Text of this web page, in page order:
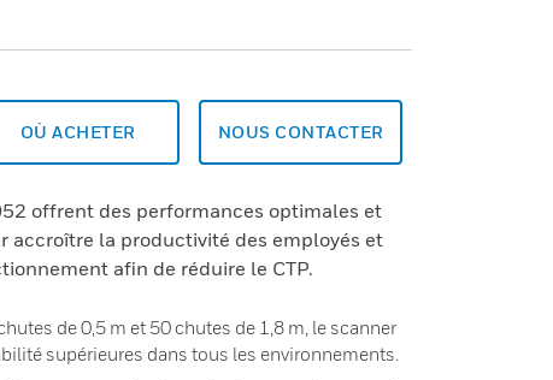
OÙ ACHETER NOUS CONTACTER
offrent des performances optimales et
accroître la productivité des employés et
afin de réduire le CTP.
de 0,5 m et 50 chutes de 1,8 m, le scanner
supérieures dans tous les environnements.